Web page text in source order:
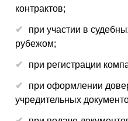
контрактов;
при участии в
рубежом;
при регистрации
при оформлении
учредительных